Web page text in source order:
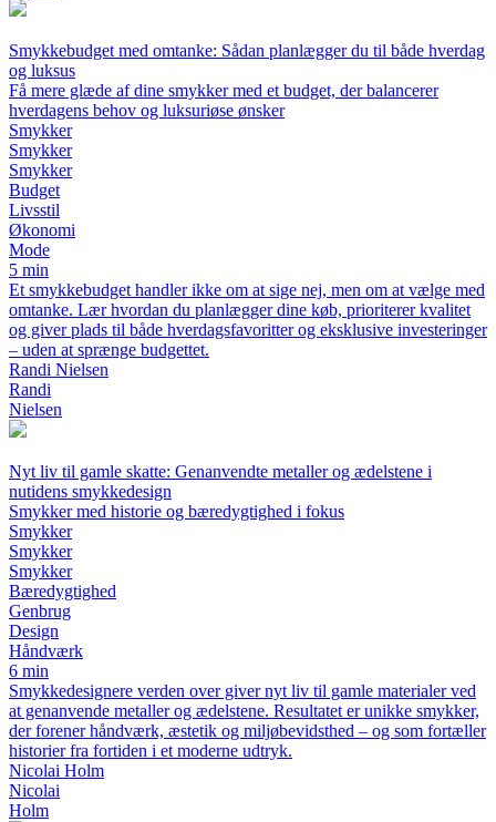
Smykkebudget med omtanke: Sådan planlægger du til både hverdag
og luksus
Få mere glæde af dine smykker med et budget, der balancerer
hverdagens behov og luksuriøse ønsker
Smykker
Smykker
Smykker
Budget
Livsstil
Økonomi
Mode
5 min
Et smykkebudget handler ikke om at sige nej, men om at vælge med
omtanke. Lær hvordan du planlægger dine køb, prioriterer kvalitet
og giver plads til både hverdagsfavoritter og eksklusive investeringer
– uden at sprænge budgettet.
Randi Nielsen
Randi
Nielsen
Nyt liv til gamle skatte: Genanvendte metaller og ædelstene i
nutidens smykkedesign
Smykker med historie og bæredygtighed i fokus
Smykker
Smykker
Smykker
Bæredygtighed
Genbrug
Design
Håndværk
6 min
Smykkedesignere verden over giver nyt liv til gamle materialer ved
at genanvende metaller og ædelstene. Resultatet er unikke smykker,
der forener håndværk, æstetik og miljøbevidsthed – og som fortæller
historier fra fortiden i et moderne udtryk.
Nicolai Holm
Nicolai
Holm